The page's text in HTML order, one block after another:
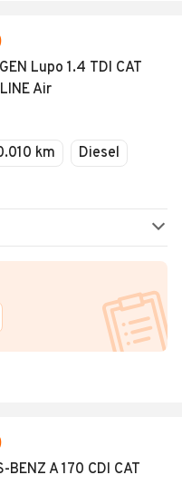
Lupo 1.4 TDI CAT
Air
km
Diesel
BENZ A 170 CDI CAT